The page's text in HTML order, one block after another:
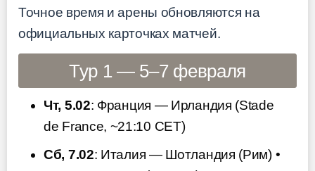
Точное время и арены обновляются на
официальных карточках матчей.
Тур 1 — 5–7 февраля
Чт, 5.02: Франция — Ирландия (Stade
de France, ~21:10 CET)
Сб, 7.02: Италия — Шотландия (Рим) •